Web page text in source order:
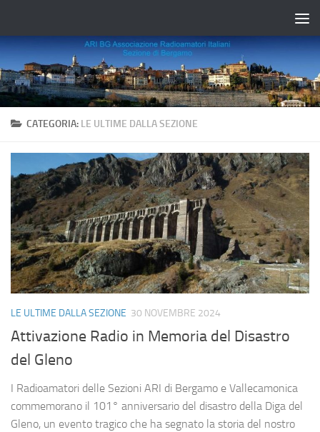
CATEGORIA: LE ULTIME DALLA SEZIONE
LE ULTIME DALLA SEZIONE 30 NOVEMBRE 2024
Attivazione Radio in Memoria del Disastro
del Gleno
I Radioamatori delle Sezioni ARI di Bergamo e Vallecamonica
commemorano il 101° anniversario del disastro della Diga del
Gleno, un evento tragico che ha segnato la storia del nostro